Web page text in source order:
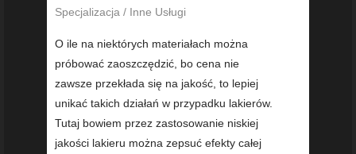
Specjalizacja / Inne Usługi
O ile na niektórych materiałach można
próbować zaoszczędzić, bo cena nie
zawsze przekłada się na jakość, to lepiej
unikać takich działań w przypadku lakierów.
Tutaj bowiem przez zastosowanie niskiej
jakości lakieru można zepsuć efekty całej